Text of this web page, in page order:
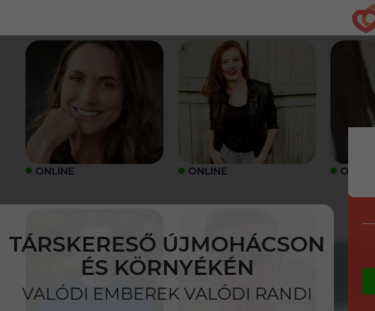
TÁRSKERESŐ ÚJMOHÁCSON
ÉS KÖRNYÉKÉN
VALÓDI EMBEREK VALÓDI RANDI
ONLINE ONLINE ONLINE